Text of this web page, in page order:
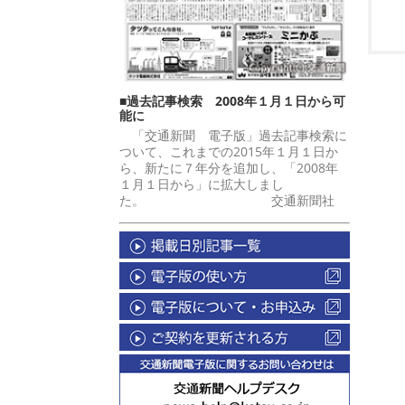
■過去記事検索 2008年１月１日から可
能に
「交通新聞 電子版」過去記事検索に
ついて、これまでの2015年１月１日か
ら、新たに７年分を追加し、「2008年
１月１日から」に拡大しまし
た。 交通新聞社